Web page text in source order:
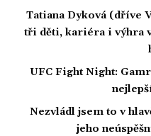
Tatiana Dyková (dříve
tři děti, kariéra i výhra
UFC Fight Night:
Nezvládl jsem to v
jeho